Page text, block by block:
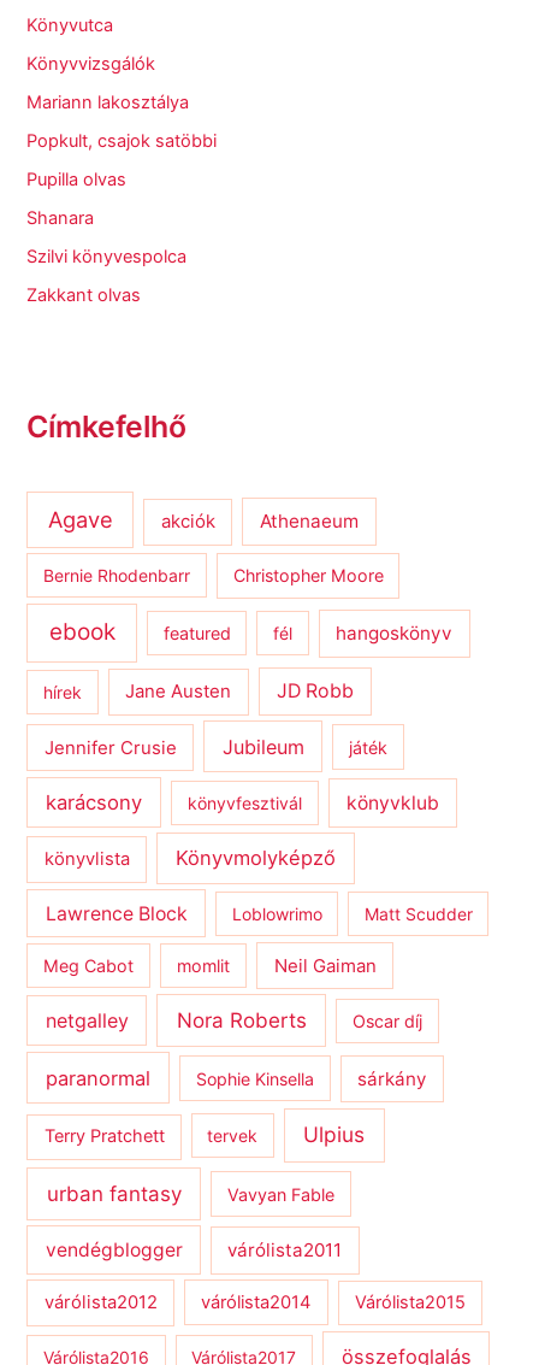
Könyvutca
Könyvvizsgálók
Mariann lakosztálya
Popkult, csajok satöbbi
Pupilla olvas
Shanara
Szilvi könyvespolca
Zakkant olvas
Címkefelhő
Agave akciók Athenaeum
Bernie Rhodenbarr Christopher Moore
ebook featured fél hangoskönyv
hírek Jane Austen JD Robb
Jennifer Crusie Jubileum játék
karácsony könyvfesztivál könyvklub
könyvlista Könyvmolyképző
Lawrence Block Loblowrimo Matt Scudder
Meg Cabot momlit Neil Gaiman
netgalley Nora Roberts Oscar díj
paranormal Sophie Kinsella sárkány
Terry Pratchett tervek Ulpius
urban fantasy Vavyan Fable
vendégblogger várólista2011
várólista2012 várólista2014 Várólista2015
Várólista2016 Várólista2017 összefoglalás